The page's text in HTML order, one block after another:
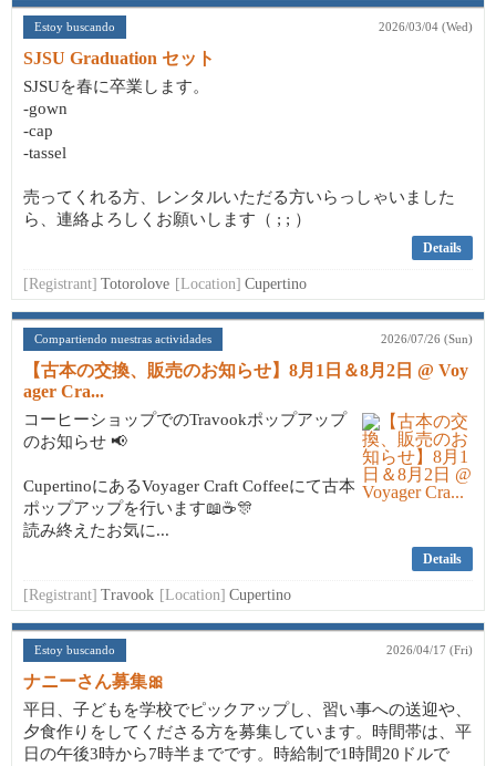
Estoy buscando 2026/03/04 (Wed)
SJSU Graduation セット
SJSUを春に卒業します。
-gown
-cap
-tassel
売ってくれる方、レンタルいただる方いらっしゃいました
ら、連絡よろしくお願いします（ ; ; ）
Details
[Registrant] Totorolove [Location] Cupertino
Compartiendo nuestras actividades 2026/07/26 (Sun)
【古本の交換、販売のお知らせ】8月1日＆8月2日 @ Voy
ager Cra...
コーヒーショップでのTravookポップアップ
のお知らせ 📢
CupertinoにあるVoyager Craft Coffeeにて古本
ポップアップを行います📖☕🎊
読み終えたお気に...
Details
[Registrant] Travook [Location] Cupertino
Estoy buscando 2026/04/17 (Fri)
ナニーさん募集🎀
平日、子どもを学校でピックアップし、習い事への送迎や、
夕食作りをしてくださる方を募集しています。時間帯は、平
日の午後3時から7時半までです。時給制で1時間20ドルで